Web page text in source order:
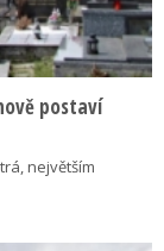
postaví
největším